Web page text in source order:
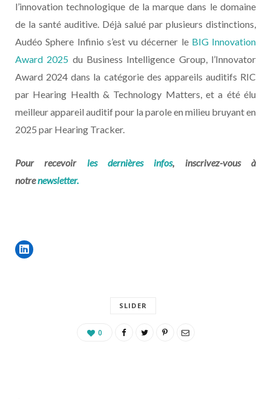
l’innovation technologique de la marque dans le domaine
de la santé auditive. Déjà salué par plusieurs distinctions,
Audéo Sphere Infinio s’est vu décerner le BIG Innovation
Award 2025 du Business Intelligence Group, l’Innovator
Award 2024 dans la catégorie des appareils auditifs RIC
par Hearing Health & Technology Matters, et a été élu
meilleur appareil auditif pour la parole en milieu bruyant en
2025 par Hearing Tracker.
Pour recevoir les dernières infos, inscrivez-vous à
notrenewsletter.
SLIDER
0